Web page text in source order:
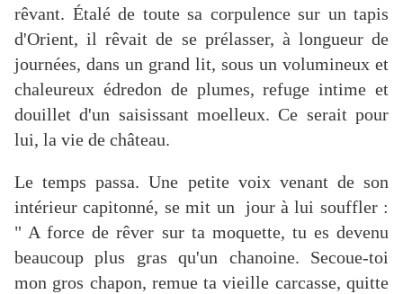
rêvant. Étalé de toute sa corpulence sur un tapis
d'Orient, il rêvait de se prélasser, à longueur de
journées, dans un grand lit, sous un volumineux et
chaleureux édredon de plumes, refuge intime et
douillet d'un saisissant moelleux. Ce serait pour
lui, la vie de château.
Le temps passa. Une petite voix venant de son
intérieur capitonné, se mit un jour à lui souffler :
" A force de rêver sur ta moquette, tu es devenu
beaucoup plus gras qu'un chanoine. Secoue-toi
mon gros chapon, remue ta vieille carcasse, quitte